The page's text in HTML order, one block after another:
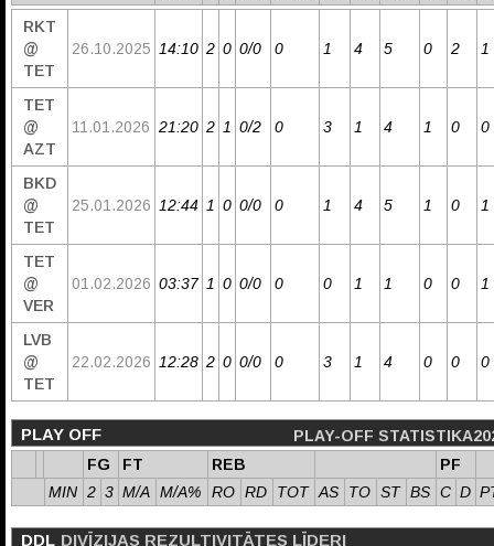
RKT
@
TET
26.10.2025 14:10 2 0 0/0 0 1 4 5 0 2 1
TET
@
AZT
11.01.2026 21:20 2 1 0/2 0 3 1 4 1 0 0
BKD
@
TET
25.01.2026 12:44 1 0 0/0 0 1 4 5 1 0 1
TET
@
VER
01.02.2026 03:37 1 0 0/0 0 0 1 1 0 0 1
LVB
@
TET
22.02.2026 12:28 2 0 0/0 0 3 1 4 0 0 0
PLAY OFF
PLAY-OFF
FG
FT REB
PF
MIN 2 3 M/A M/A% RO RD TOT AS TO ST BS C D
DDL DIVĪZIJAS REZULTIVITĀTES LĪDERI